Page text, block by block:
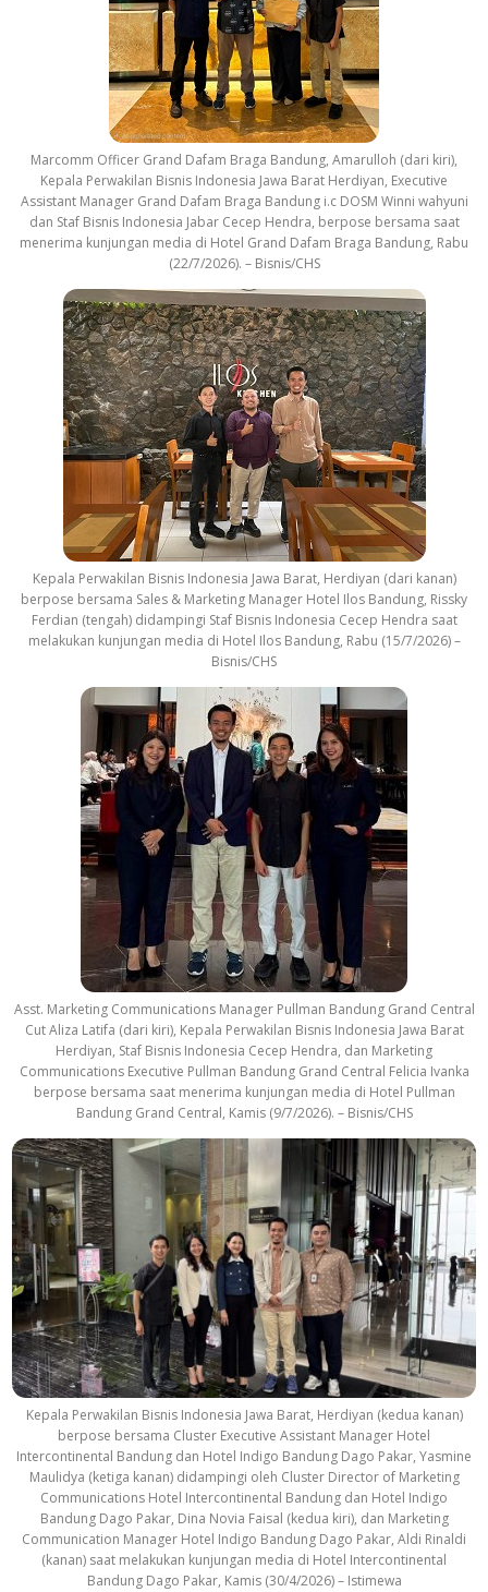
Marcomm Officer Grand Dafam Braga Bandung, Amarulloh (dari kiri),
Kepala Perwakilan Bisnis Indonesia Jawa Barat Herdiyan, Executive
Assistant Manager Grand Dafam Braga Bandung i.c DOSM Winni wahyuni
dan Staf Bisnis Indonesia Jabar Cecep Hendra, berpose bersama saat
menerima kunjungan media di Hotel Grand Dafam Braga Bandung, Rabu
(22/7/2026). – Bisnis/CHS
Kepala Perwakilan Bisnis Indonesia Jawa Barat, Herdiyan (dari kanan)
berpose bersama Sales & Marketing Manager Hotel Ilos Bandung, Rissky
Ferdian (tengah) didampingi Staf Bisnis Indonesia Cecep Hendra saat
melakukan kunjungan media di Hotel Ilos Bandung, Rabu (15/7/2026) –
Bisnis/CHS
Asst. Marketing Communications Manager Pullman Bandung Grand Central
Cut Aliza Latifa (dari kiri), Kepala Perwakilan Bisnis Indonesia Jawa Barat
Herdiyan, Staf Bisnis Indonesia Cecep Hendra, dan Marketing
Communications Executive Pullman Bandung Grand Central Felicia Ivanka
berpose bersama saat menerima kunjungan media di Hotel Pullman
Bandung Grand Central, Kamis (9/7/2026). – Bisnis/CHS
Kepala Perwakilan Bisnis Indonesia Jawa Barat, Herdiyan (kedua kanan)
berpose bersama Cluster Executive Assistant Manager Hotel
Intercontinental Bandung dan Hotel Indigo Bandung Dago Pakar, Yasmine
Maulidya (ketiga kanan) didampingi oleh Cluster Director of Marketing
Communications Hotel Intercontinental Bandung dan Hotel Indigo
Bandung Dago Pakar, Dina Novia Faisal (kedua kiri), dan Marketing
Communication Manager Hotel Indigo Bandung Dago Pakar, Aldi Rinaldi
(kanan) saat melakukan kunjungan media di Hotel Intercontinental
Bandung Dago Pakar, Kamis (30/4/2026) – Istimewa